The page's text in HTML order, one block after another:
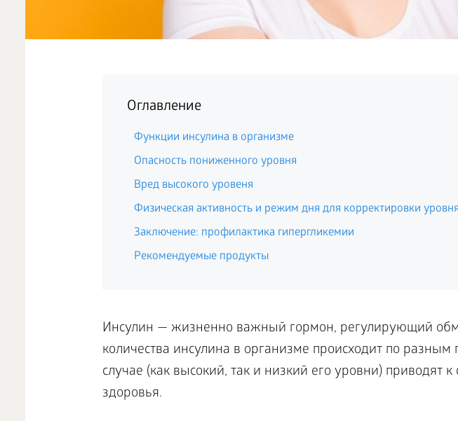
Оглавление
Функции инсулина в организме
Опасность пониженного уровня
Вред высокого уровеня
Физическая активность и режим дня для корректировки
Заключение: профилактика гипергликемии
Рекомендуемые продукты
Инсулин — жизненно важный гормон, регулирующий
количества инсулина в организме происходит по
случае (как высокий, так и низкий его уровни) приводят
здоровья.